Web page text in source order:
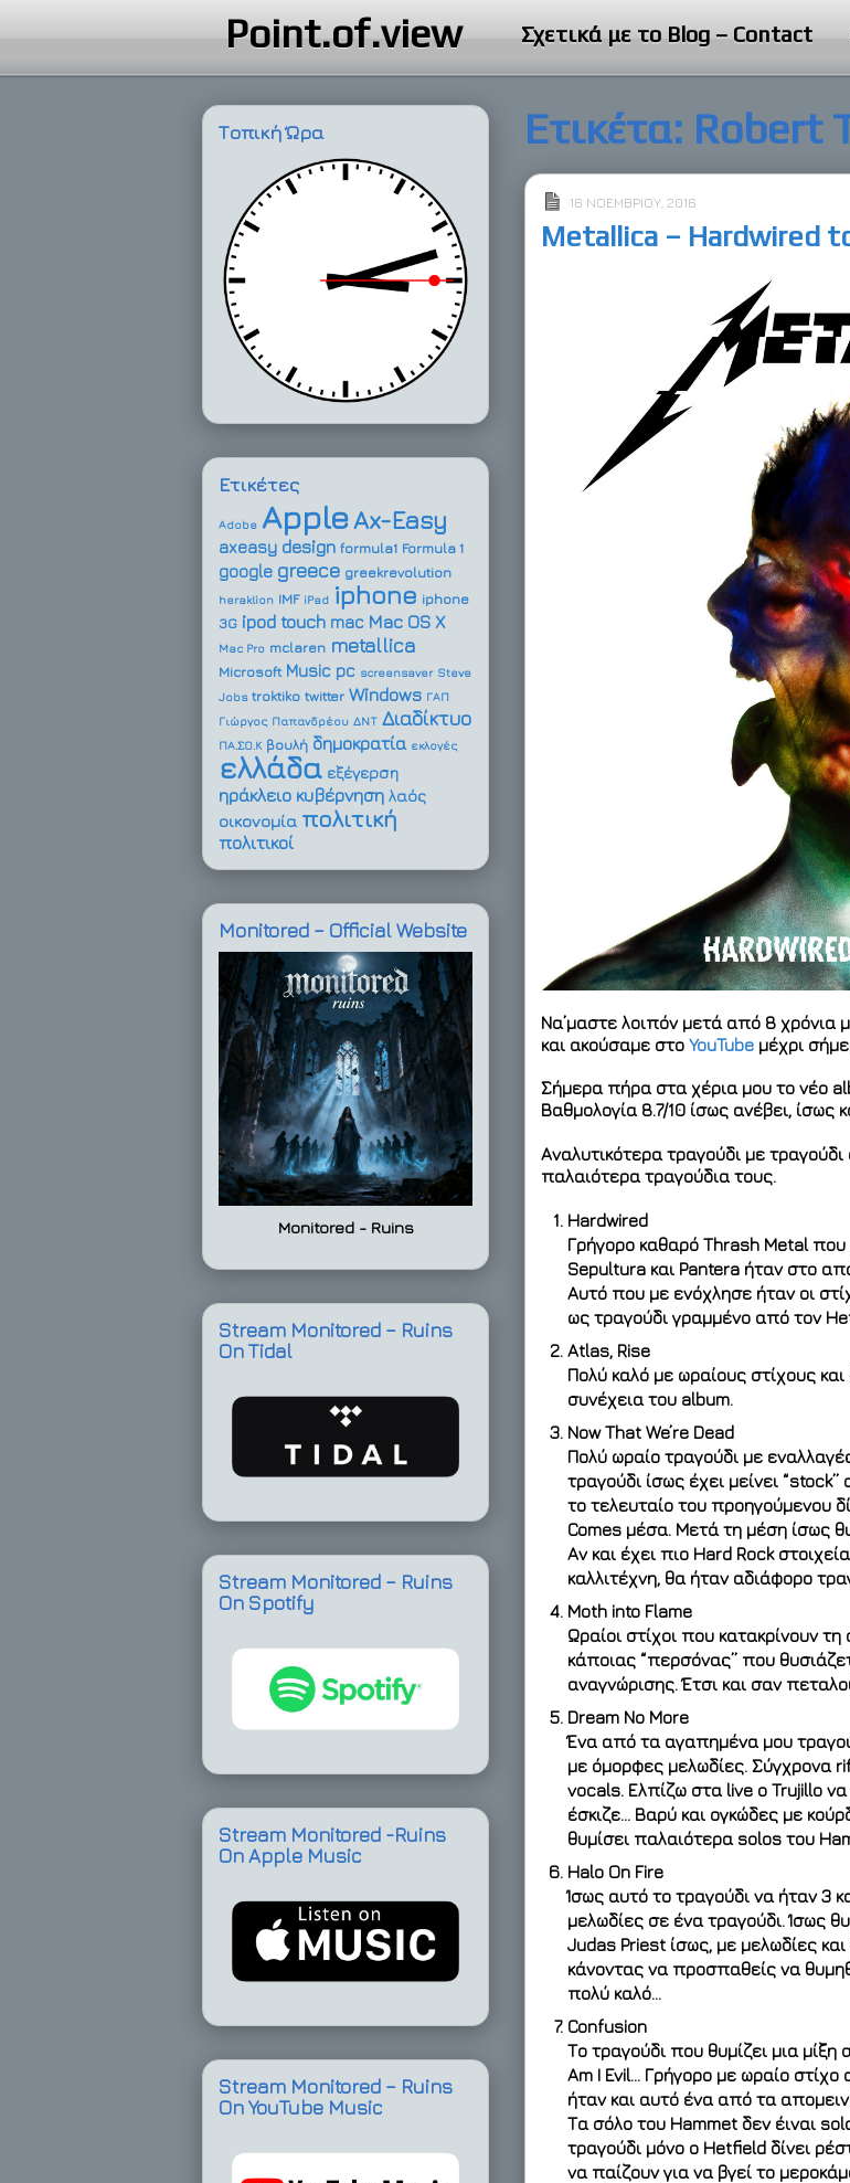
Point.of.view Σχετικά με το Blog – Contact
Ετικέτα: Robert
16 ΝΟΕΜΒΡΊΟΥ, 2016
Metallica – Hardwired
Να’μαστε λοιπόν μετά από 8 χρόνια
και ακούσαμε στο YouTube μέχρι
Σήμερα πήρα στα χέρια μου το νέο
Βαθμολογία 8.7/10 ίσως ανέβει, ίσως
Αναλυτικότερα τραγούδι με
παλαιότερα τραγούδια τους.
Hardwired
Γρήγορο καθαρό Thrash Metal
Sepultura και Pantera ήταν στο
Αυτό που με ενόχλησε ήταν οι
ως τραγούδι γραμμένο από τον
Atlas, Rise
Πολύ καλό με ωραίους στίχους
συνέχεια του album.
Now That We’re Dead
Πολύ ωραίο τραγούδι με
τραγούδι ίσως έχει μείνει
το τελευταίο του προηγούμενου
Comes μέσα. Μετά τη μέση ίσως
Αν και έχει πιο Hard Rock
καλλιτέχνη, θα ήταν αδιάφορο
Moth into Flame
Ωραίοι στίχοι που κατακρίνουν
κάποιας “περσόνας” που
αναγνώρισης. Έτσι και σαν
Dream No More
Ένα από τα αγαπημένα μου
με όμορφες μελωδίες. Σύγχρονα
vocals. Ελπίζω στα live ο Trujillo
έσκιζε… Βαρύ και ογκώδες με
θυμίσει παλαιότερα solos του
Halo On Fire
Ίσως αυτό το τραγούδι να ήταν 3
μελωδίες σε ένα τραγούδι. Ίσως
Judas Priest ίσως, με μελωδίες
κάνοντας να προσπαθείς να
πολύ καλό…
Confusion
Το τραγούδι που θυμίζει μια
Am I Evil… Γρήγορο με ωραίο
ήταν και αυτό ένα από τα
Τα σόλο του Hammet δεν έιναι
τραγούδι μόνο ο Hetfield δίνει
να παίζουν για να βγεί το
Τοπική Ώρα
Ετικέτες
Adobe AppleAx-Easy
axeasy design formula1 Formula 1
google greece greekrevolution
heraklion IMF iPad iphone iphone
3G ipod touch mac Mac OS X
Mac Pro mclaren metallica
Microsoft Music pc screensaver Steve
Jobs troktiko twitter Windows ΓΑΠ
Γιώργος Παπανδρέου ΔΝΤ Διαδίκτυο
ΠΑ.ΣΟ.Κ βουλή δημοκρατία εκλογές
ελλάδα εξέγερση
ηράκλειο κυβέρνηση λαός
οικονομία πολιτική
πολιτικοί
Monitored – Official Website
Monitored - Ruins
Stream Monitored – Ruins
On Tidal
Stream Monitored – Ruins
On Spotify
Stream Monitored -Ruins
On Apple Music
Stream Monitored – Ruins
On YouTube Music